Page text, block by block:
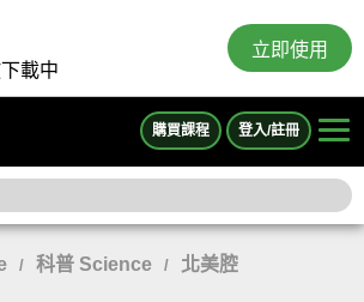
載中
立即使用
購買課程 登入/註冊
/ 科普 Science / 北美腔